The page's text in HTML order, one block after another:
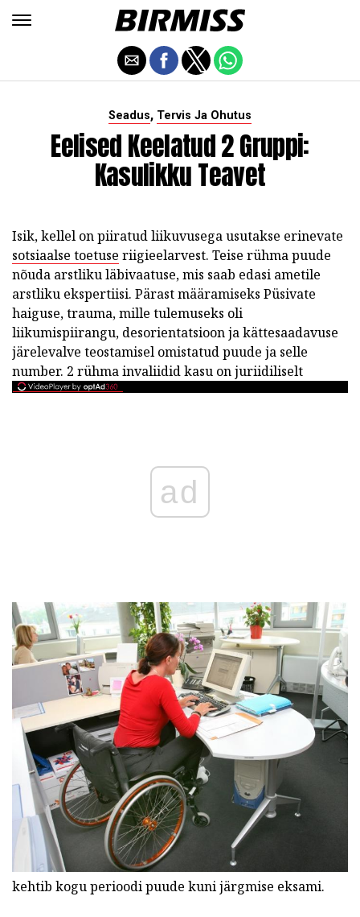
Seadus, Tervis Ja Ohutus
Eelised Keelatud 2 Gruppi:
Kasulikku Teavet
Isik, kellel on piiratud liikuvusega usutakse erinevate
sotsiaalse toetuse riigieelarvest. Teise rühma puude
nõuda arstliku läbivaatuse, mis saab edasi ametile
arstliku ekspertiisi. Pärast määramiseks Püsivate
haiguse, trauma, mille tulemuseks oli
liikumispiirangu, desorientatsioon ja kättesaadavuse
järelevalve teostamisel omistatud puude ja selle
number. 2 rühma invaliidid kasu on juriidiliselt
ad
kehtib kogu perioodi puude kuni järgmise eksami.